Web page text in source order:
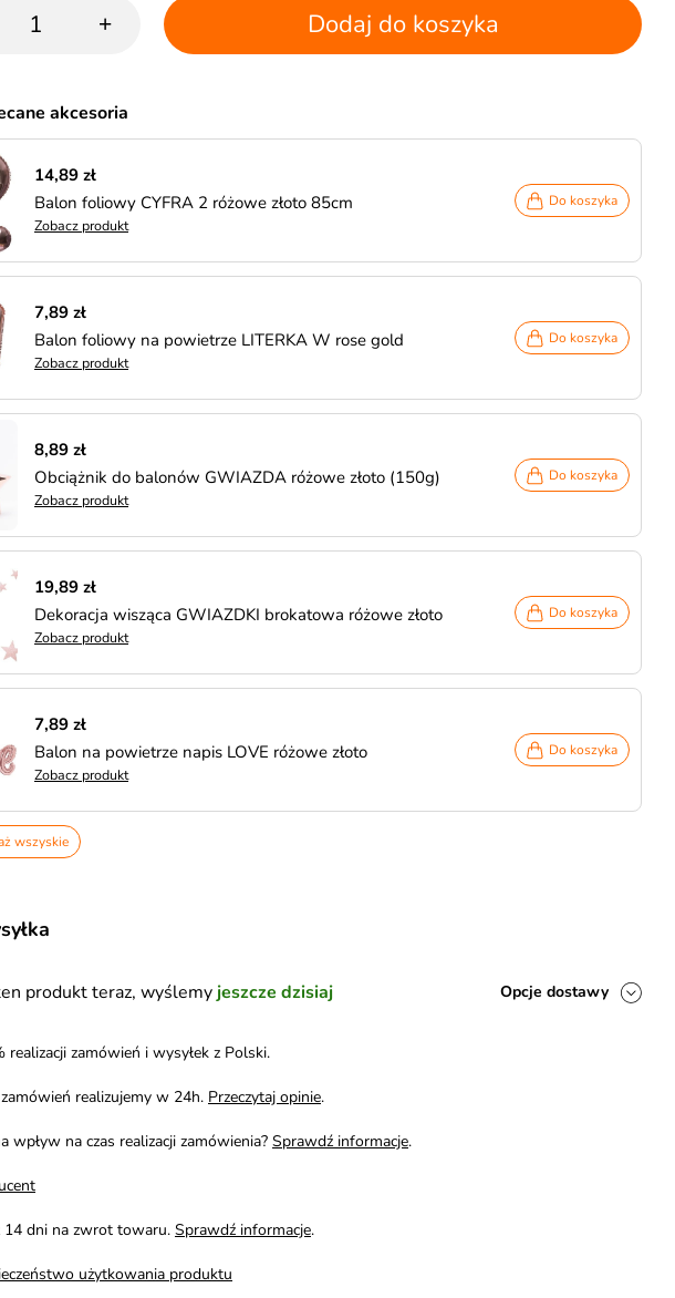
+ Dodaj do koszyka
akcesoria
14,89 zł
Balon foliowy CYFRA 2 różowe złoto 85cm
Zobacz produkt
Do koszyka
7,89 zł
Balon foliowy na powietrze LITERKA W rose gold
Zobacz produkt
Do koszyka
8,89 zł
Obciążnik do balonów GWIAZDA różowe złoto (150g)
Zobacz produkt
Do koszyka
19,89 zł
Dekoracja wisząca GWIAZDKI brokatowa różowe złoto
Zobacz produkt
Do koszyka
7,89 zł
Balon na powietrze napis LOVE różowe złoto
Zobacz produkt
Do koszyka
wszyskie
produkt teraz, wyślemy jeszcze dzisiaj Opcje dostawy
realizacji zamówień i wysyłek z Polski.
realizujemy w 24h. Przeczytaj opinie.
wpływ na czas realizacji zamówienia? Sprawdź informacje.
14 dni na zwrot towaru. Sprawdź informacje.
użytkowania produktu